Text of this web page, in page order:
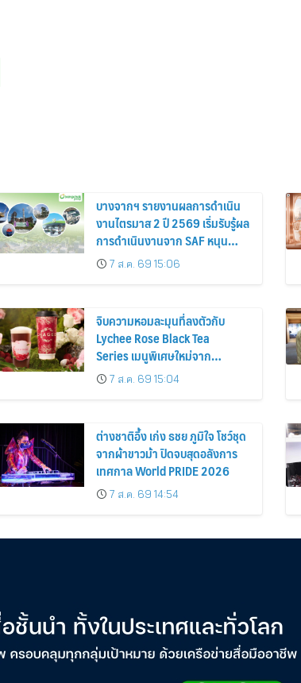
บางจากฯ รายงานผลการดำเนิน
งานไตรมาส 2 ปี 2569 เริ่มรับรู้ผล
การดำเนินงานจาก SAF หนุน
ธุรกิจหลัก
7 ส.ค. 69 15:06
จิบความหอมละมุนที่ลงตัวกับ
Lychee Rose Black Tea
Series เมนูพิเศษใหม่จาก
CHAGEE เฉพาะประเทศไทยเท่านั้น
7 ส.ค. 69 15:04
ต่างชาติอึ้ง เก่ง ธชย ภูมิใจ โชว์ชุด
จากผ้าขาวม้า ปิดจบสุดอลังการ
เทศกาล World PRIDE 2026
7 ส.ค. 69 14:54